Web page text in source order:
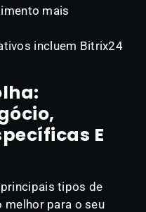
mais
incluem Bitrix24
E
tipos de
melhor para o seu